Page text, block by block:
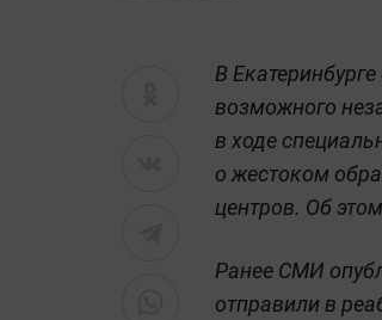
В
возможного
в ходе
о жестоком
центров. Об этом
Ранее СМИ
отправили в